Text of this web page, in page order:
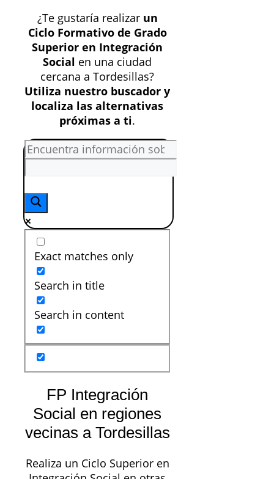
¿Te gustaría realizar un
Ciclo Formativo de Grado
Superior en Integración
Social en una ciudad
cercana a Tordesillas?
Utiliza nuestro buscador y
localiza las alternativas
próximas a ti.
Exact matches only
Search in title
Search in content
FP Integración
Social en regiones
vecinas a Tordesillas
Realiza un Ciclo Superior en